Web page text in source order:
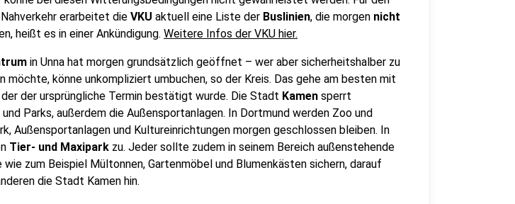
erarbeitet die VKU aktuell eine Liste der Buslinien, die morgen nicht
heißt es in einer Ankündigung. Weitere Infos der VKU hier.
in Unna hat morgen grundsätzlich geöffnet – wer aber sicherheitshalber zu
möchte, könne unkompliziert umbuchen, so der Kreis. Das gehe am besten mit
der der ursprüngliche Termin bestätigt wurde. Die Stadt Kamen sperrt
und Parks, außerdem die Außensportanlagen. In Dortmund werden Zoo und
Außensportanlagen und Kultureinrichtungen morgen geschlossen bleiben. In
Tier- und Maxipark zu. Jeder sollte zudem in seinem Bereich außenstehende
wie zum Beispiel Mültonnen, Gartenmöbel und Blumenkästen sichern, darauf
die Stadt Kamen hin.